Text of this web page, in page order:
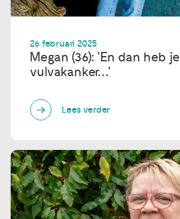
26 februari 2025
Megan (36): 'En dan heb je
vulvakanker…'
Lees verder